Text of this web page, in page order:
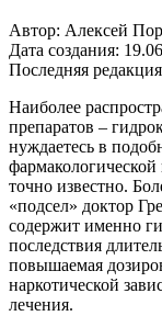
Автор: Алексей
Дата создания:
Последняя
Наиболее
препаратов –
нуждаетесь в
точно известно.
«подсел» доктор
содержит именно
последствия
повышаемая
наркотической
лечения.